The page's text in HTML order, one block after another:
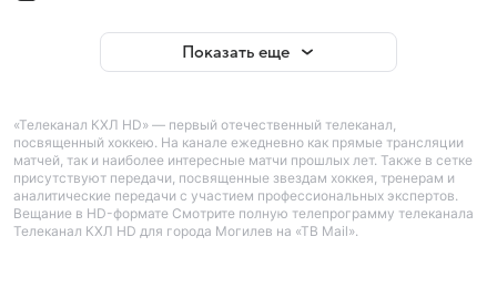
Показать еще
«Телеканал КХЛ HD» — первый отечественный телеканал,
посвященный хоккею. На канале ежедневно как прямые трансляции
матчей, так и наиболее интересные матчи прошлых лет. Также в сетке
присутствуют передачи, посвященные звездам хоккея, тренерам и
аналитические передачи с участием профессиональных экспертов.
Вещание в HD-формате Смотрите полную телепрограмму телеканала
Телеканал КХЛ HD для города Могилев на «ТВ Mail».